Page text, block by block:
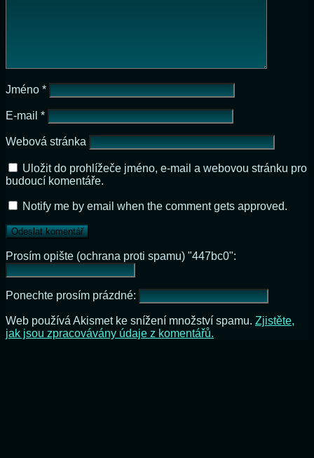
Jméno *
E-mail *
Webová stránka
Uložit do prohlížeče jméno, e-mail a webovou stránku pro
budoucí komentáře.
Notify me by email when the comment gets approved.
Prosím opište (ochrana proti spamu) "447bc0":
Ponechte prosím prázdné:
Web používá Akismet ke snížení množství spamu. Zjistěte,
jak jsou zpracovávány údaje z komentářů.